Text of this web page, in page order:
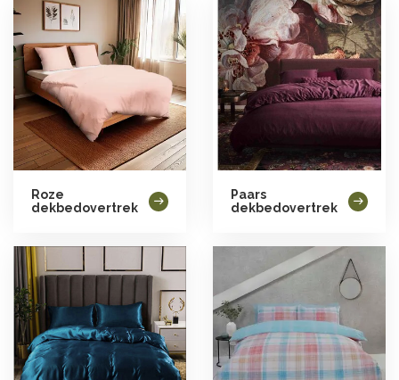
Roze
dekbedovertrek
Paars
dekbedovertrek